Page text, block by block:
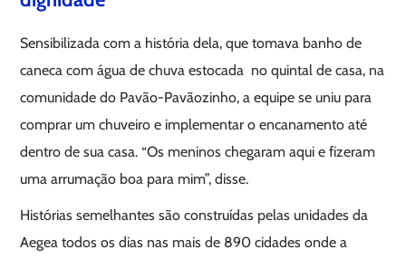
Sensibilizada com a história dela, que tomava banho de
caneca com água de chuva estocada no quintal de casa, na
comunidade do Pavão-Pavãozinho, a equipe se uniu para
comprar um chuveiro e implementar o encanamento até
dentro de sua casa. “Os meninos chegaram aqui e fizeram
uma arrumação boa para mim”, disse.
Histórias semelhantes são construídas pelas unidades da
Aegea todos os dias nas mais de 890 cidades onde a